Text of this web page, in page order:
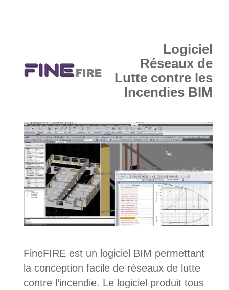
Logiciel
Réseaux de
Lutte contre les
Incendies BIM
FineFIRE est un logiciel BIM permettant
la conception facile de réseaux de lutte
contre l’incendie. Le logiciel produit tous